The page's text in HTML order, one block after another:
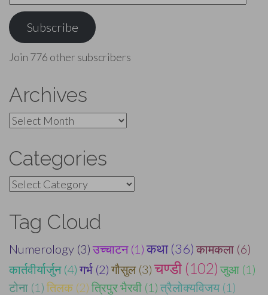
Address
Subscribe
Join 776 other subscribers
Archives
Archives
Categories
Categories
Tag Cloud
Numerology (3) उच्चाटन (1) कथा (36) कामकला (6)
कार्तवीर्यार्जुन (4) गर्भ (2) गौसुल (3) चण्डी (102) जुआ (1)
टोना (1) तिलक (2) त्रिपुर भैरवी (1) त्रैलोक्यविजय (1)